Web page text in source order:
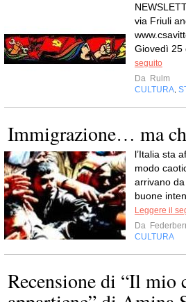
via Friuli
Giovedì 25
seguito
Da Rulm
CULTURA
Immigrazione… ma
l’Italia sta
modo
arrivano
buone
Leggere il
Da
CULTURA
Recensione di “Il mio